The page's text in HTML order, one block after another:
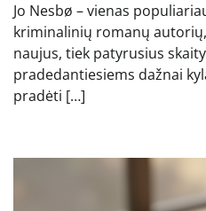
Jo Nesbø – vienas
kriminalinių romanų
naujus, tiek patyrusius
pradedantiesiems dažnai
pradėti […]